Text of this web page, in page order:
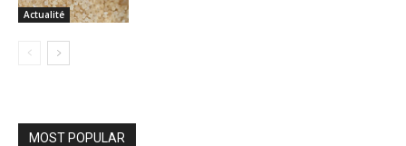
Actualité
MOST POPULAR